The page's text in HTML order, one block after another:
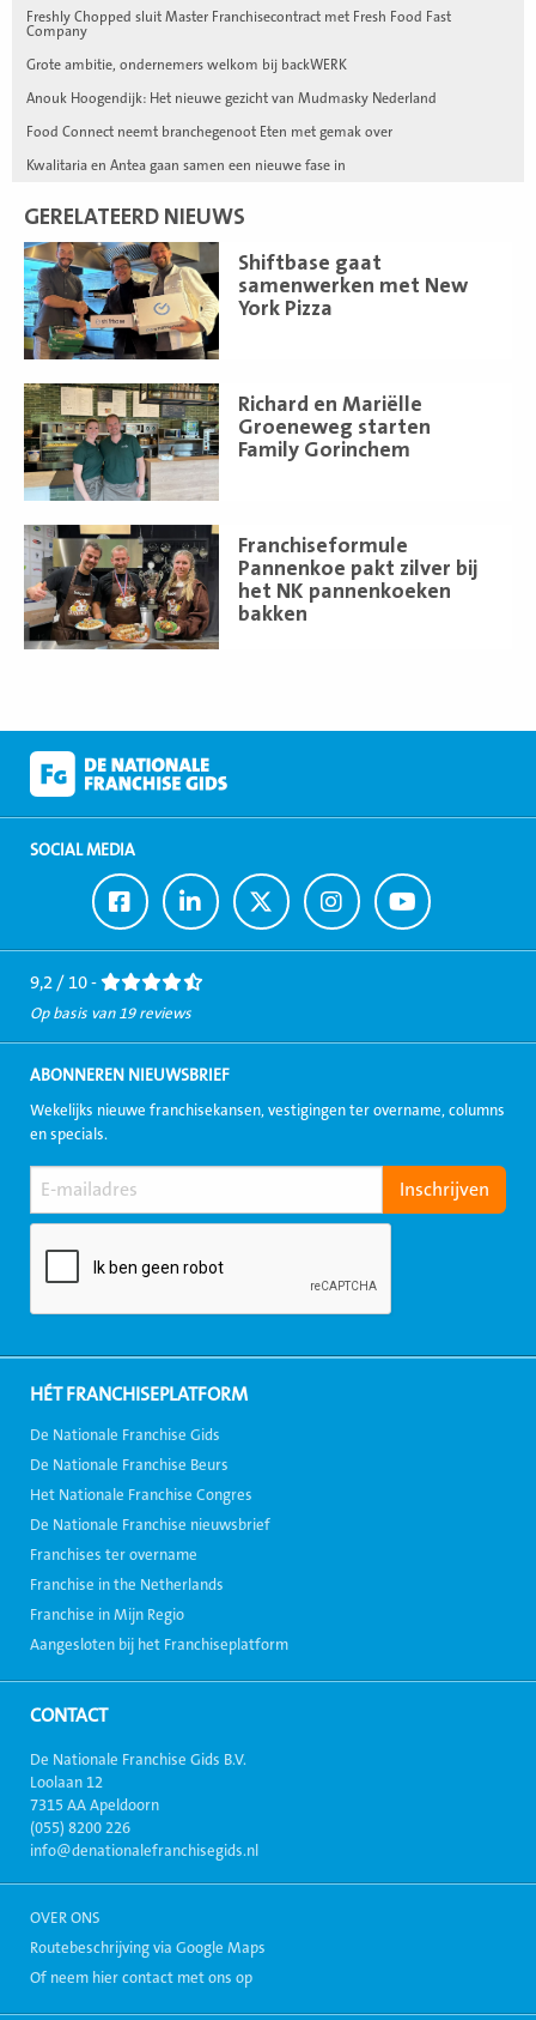
Freshly Chopped sluit Master Franchisecontract met Fresh Food Fast
Company
Grote ambitie, ondernemers welkom bij backWERK
Anouk Hoogendijk: Het nieuwe gezicht van Mudmasky Nederland
Food Connect neemt branchegenoot Eten met gemak over
Kwalitaria en Antea gaan samen een nieuwe fase in
GERELATEERD NIEUWS
Shiftbase gaat
samenwerken met New
York Pizza
Lees
meer
Richard en Mariëlle
Groeneweg starten
Family Gorinchem
Lees
meer
Franchiseformule
Pannenkoe pakt zilver bij
het NK pannenkoeken
bakken
Lees
meer
SOCIAL MEDIA
Ga
naar
Facebook
Ga
naar
LinkedIn
Ga
naar
Twitter
Ga
naar
Instagram
Ga
naar
Youtube
9,2 / 10 -
Op basis van 19 reviews
ABONNEREN NIEUWSBRIEF
Wekelijks nieuwe franchisekansen, vestigingen ter overname, columns
en specials.
HÉT FRANCHISEPLATFORM
De Nationale Franchise Gids
De Nationale Franchise Beurs
Het Nationale Franchise Congres
De Nationale Franchise nieuwsbrief
Franchises ter overname
Franchise in the Netherlands
Franchise in Mijn Regio
Aangesloten bij het Franchiseplatform
CONTACT
De Nationale Franchise Gids B.V.
Loolaan 12
7315 AA Apeldoorn
(055) 8200 226
info@denationalefranchisegids.nl
OVER ONS
Routebeschrijving via Google Maps
Of neem hier contact met ons op